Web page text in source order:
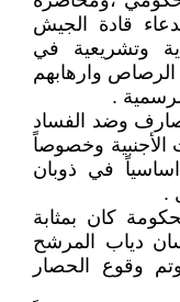
قادة الجيش
وتشريعية في
الرصاص وارهابهم
.
وضد الفساد
الأجنبية وخصوصاً
في ذوبان
.
كان بمثابة
دياب المرشح
وقوع الحصار